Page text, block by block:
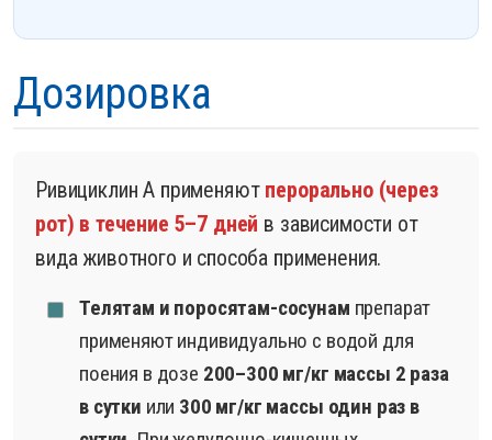
Дозировка
Ривициклин А применяют перорально (через
рот) в течение 5–7 дней в зависимости от
вида животного и способа применения.
Телятам и поросятам-сосунам препарат
применяют индивидуально с водой для
поения в дозе 200–300 мг/кг массы 2 раза
в сутки или 300 мг/кг массы один раз в